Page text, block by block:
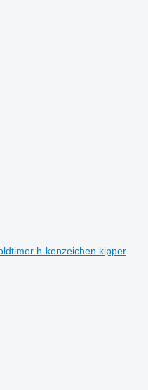
h-kenzeichen kipper